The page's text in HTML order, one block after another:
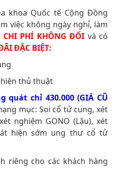
khoa Quốc tế Cộng Đồng
việc không ngày nghỉ, làm
CHI PHÍ KHÔNG ĐỔI và có
ĐẶC BIỆT:
thủ thuật
chỉ 430.000 (GIÁ CŨ
mục: Soi cổ tử cung, xét
nghiệm GONO (Lậu), xét
hiện sớm ung thư cổ tử
riêng cho các khách hàng